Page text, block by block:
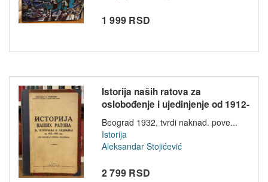
1 999 RSD
Istorija naših ratova za
oslobođenje i ujedinjenje od 1912-
1...
Beograd 1932, tvrdi naknad. pove...
Istorija
Aleksandar Stojićević
2 799 RSD